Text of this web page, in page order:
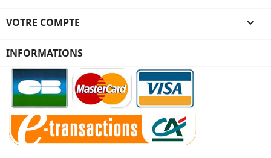
VOTRE COMPTE 
INFORMATIONS